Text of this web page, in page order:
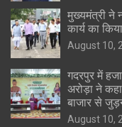
मुख्यमंत्री ने
कार्य का
August 10,
गदरपुर में
अरोड़ा ने
बाजार से
August 10,